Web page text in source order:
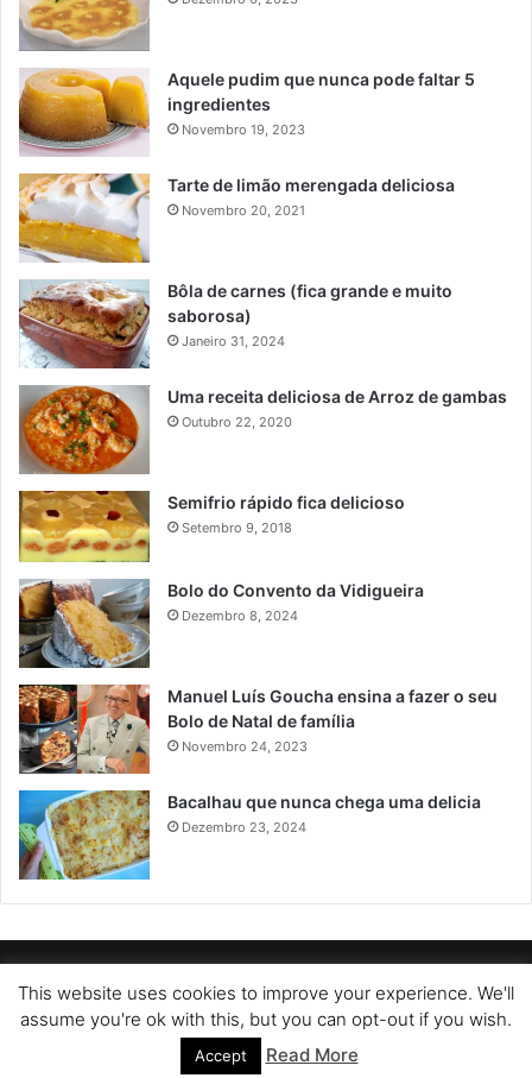
Aquele pudim que nunca pode faltar 5
ingredientes
Novembro 19, 2023
Tarte de limão merengada deliciosa
Novembro 20, 2021
Bôla de carnes (fica grande e muito
saborosa)
Janeiro 31, 2024
Uma receita deliciosa de Arroz de gambas
Outubro 22, 2020
Semifrio rápido fica delicioso
Setembro 9, 2018
Bolo do Convento da Vidigueira
Dezembro 8, 2024
Manuel Luís Goucha ensina a fazer o seu
Bolo de Natal de família
Novembro 24, 2023
Bacalhau que nunca chega uma delicia
Dezembro 23, 2024
POLÍTICA DE PRIVACIDADE SOBRE NÓS
POLÍTICA DE COOKIES
TERMOS DE USO
This website uses cookies to improve your experience. We'll
assume you're ok with this, but you can opt-out if you wish.
Accept Read More